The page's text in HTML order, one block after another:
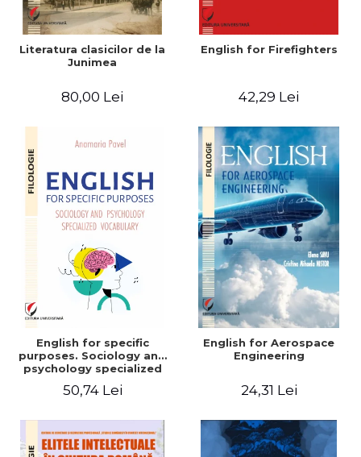
Literatura clasicilor de la
Junimea
80,00 Lei
English for Firefighters
42,29 Lei
English for specific
purposes. Sociology and
psychology specialized
50,74 Lei
English for Aerospace
Engineering
24,31 Lei